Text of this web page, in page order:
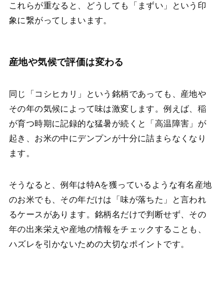
これらが重なると、どうしても「まずい」という印
象に繋がってしまいます。
産地や気候で評価は変わる
同じ「コシヒカリ」という銘柄であっても、産地や
その年の気候によって味は激変します。例えば、稲
が育つ時期に記録的な猛暑が続くと「高温障害」が
起き、お米の中にデンプンが十分に詰まらなくなり
ます。
そうなると、例年は特Aを獲っているような有名産地
のお米でも、その年だけは「味が落ちた」と言われ
るケースがあります。銘柄名だけで判断せず、その
年の出来栄えや産地の情報をチェックすることも、
ハズレを引かないための大切なポイントです。